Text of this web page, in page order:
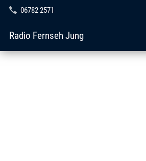
06782 2571
Radio Fernseh Jung